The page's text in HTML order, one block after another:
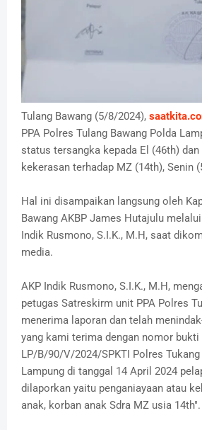
Tulang Bawang (5/8/2024),
PPA Polres Tulang Bawang Polda
status tersangka kepada El (46th)
kekerasan terhadap MZ (14th), Senin
Hal ini disampaikan langsung oleh
Bawang AKBP James Hutajulu
Indik Rusmono, S.I.K., M.H, saat
media.
AKP Indik Rusmono, S.I.K., M.H,
petugas Satreskirm unit PPA Polres
menerima laporan dan telah
yang kami terima dengan nomor
LP/B/90/V/2024/SPKTI Polres
Lampung di tanggal 14 April 2024
dilaporkan yaitu penganiayaan atau
anak, korban anak Sdra MZ usia 14th".